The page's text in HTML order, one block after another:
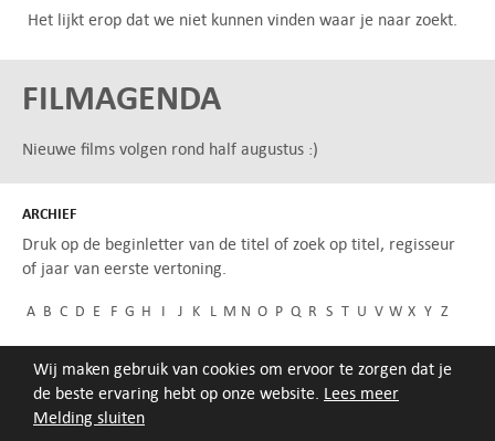
Melding sluiten
Wij maken gebruik van cookies om ervoor te zorgen dat je
de beste ervaring hebt op onze website. Lees meer
Het lijkt erop dat we niet kunnen vinden waar je naar zoekt.
FILMAGENDA
Nieuwe films volgen rond half augustus :)
ARCHIEF
Druk op de beginletter van de titel of zoek op titel, regisseur
of jaar van eerste vertoning.
A B C D E F G H I J K L M N O P Q R S T U V W X Y Z